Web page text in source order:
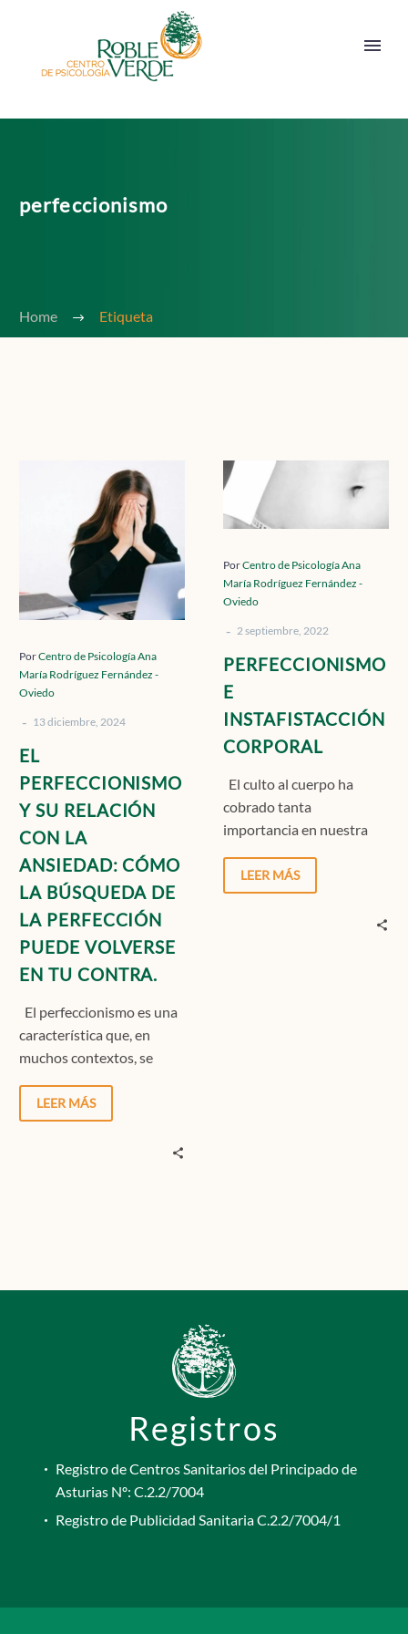
Localízanos
Solicita cita
perfeccionismo
Home Etiqueta
EL
PERFECCIONISMO
Y
SU
RELACIÓN
LA
CÓMO
LA
DE
PUEDE
VOLVERSE
TU
CONTRA.
PorCentro de Psicología Ana
María Rodríguez Fernández -
Oviedo
- 13 diciembre, 2024
EL
PERFECCIONISMO
Y SU RELACIÓN
CON LA
ANSIEDAD: CÓMO
LA BÚSQUEDA DE
LA PERFECCIÓN
PUEDE VOLVERSE
EN TU CONTRA.
El perfeccionismo es una
característica que, en
muchos contextos, se
la disciplina o el éxito….
LEER MÁS
PorCentro de Psicología Ana
María Rodríguez Fernández -
Oviedo
- 2 septiembre, 2022
PERFECCIONISMO
E
INSTAFISTACCIÓN
CORPORAL
El culto al cuerpo ha
cobrado tanta
importancia en nuestra
transformado en algo
que…
LEER MÁS
Registros
Registro de Centros Sanitarios del Principado de
Asturias Nº: C.2.2/7004
Registro de Publicidad Sanitaria C.2.2/7004/1